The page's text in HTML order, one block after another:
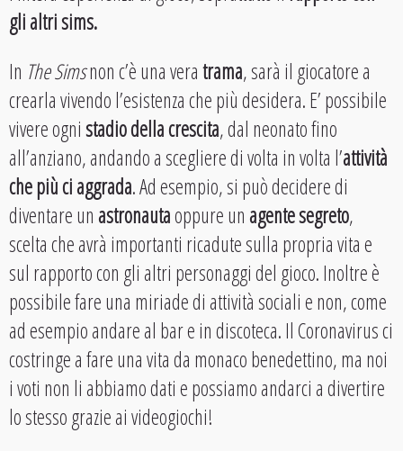
gli altri sims.
In The Simsnon c’è una veratrama, sarà il giocatore a
crearla vivendo l’esistenza che più desidera. E’ possibile
vivere ognistadio della crescita, dal neonato fino
all’anziano, andando a scegliere di volta in volta l’attività
che più ci aggrada. Ad esempio, si può decidere di
diventare unastronautaoppure unagente segreto,
scelta che avrà importanti ricadute sulla propria vita e
sul rapporto con gli altri personaggi del gioco. Inoltre è
possibile fare una miriade di attività sociali e non, come
ad esempio andare al bar e in discoteca. Il Coronavirus ci
costringe a fare una vita da monaco benedettino, ma noi
i voti non li abbiamo dati e possiamo andarci a divertire
lo stesso grazie ai videogiochi!